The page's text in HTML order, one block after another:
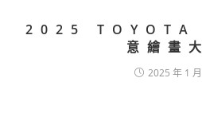
2025 TOYOTA
意繪畫
2025 年 1